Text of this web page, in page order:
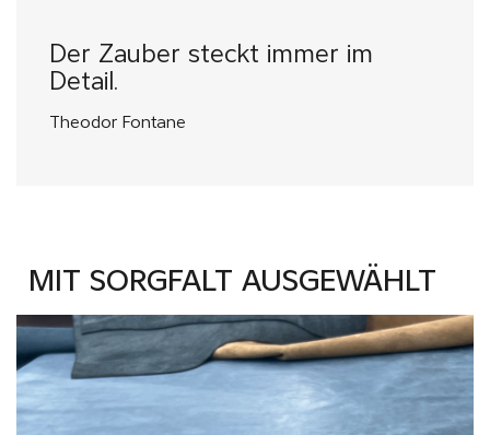
Der Zauber steckt immer im
Detail.
Theodor Fontane
MIT SORGFALT AUSGEWÄHLT